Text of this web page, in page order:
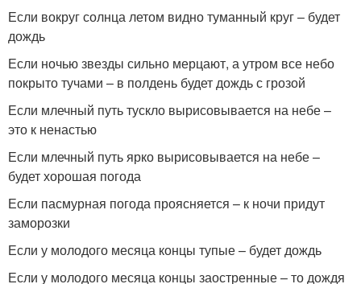
Если вокруг солнца летом видно туманный круг – будет
дождь
Если ночью звезды сильно мерцают, а утром все небо
покрыто тучами – в полдень будет дождь с грозой
Если млечный путь тускло вырисовывается на небе –
это к ненастью
Если млечный путь ярко вырисовывается на небе –
будет хорошая погода
Если пасмурная погода проясняется – к ночи придут
заморозки
Если у молодого месяца концы тупые – будет дождь
Если у молодого месяца концы заостренные – то дождя